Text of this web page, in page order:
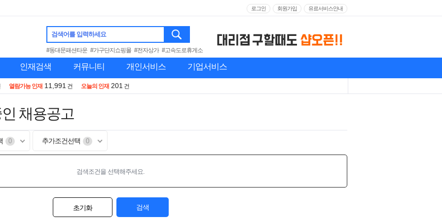
로그인 회원가입 유료서비스안내
검색어를 입력하세요
#동대문패션타운 #가구단지쇼핑몰 #전자상가 #고속도로휴게소
인재검색 커뮤니티 개인서비스 기업서비스
열람가능 인재 11,991 건 오늘의 인재 201 건
채용공고
0 추가조건선택 0
검색조건을 선택해주세요.
초기화 검색